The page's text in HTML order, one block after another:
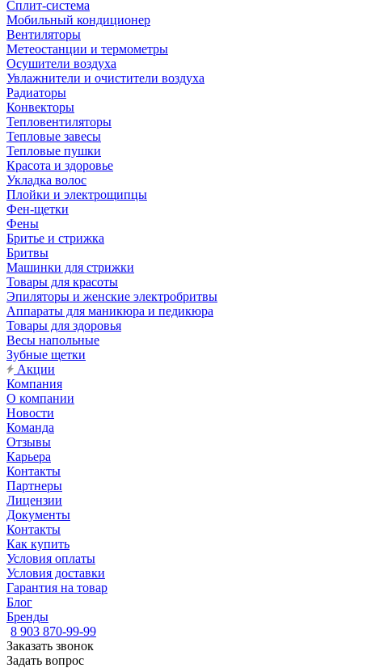
Сплит-система
Мобильный кондиционер
Вентиляторы
Метеостанции и термометры
Осушители воздуха
Увлажнители и очистители воздуха
Радиаторы
Конвекторы
Тепловентиляторы
Тепловые завесы
Тепловые пушки
Красота и здоровье
Укладка волос
Плойки и электрощипцы
Фен-щетки
Фены
Бритье и стрижка
Бритвы
Машинки для стрижки
Товары для красоты
Эпиляторы и женские электробритвы
Аппараты для маникюра и педикюра
Товары для здоровья
Весы напольные
Зубные щетки
Акции
Компания
О компании
Новости
Команда
Отзывы
Карьера
Контакты
Партнеры
Лицензии
Документы
Контакты
Как купить
Условия оплаты
Условия доставки
Гарантия на товар
Блог
Бренды
8 903 870-99-99
Заказать звонок
Задать вопрос